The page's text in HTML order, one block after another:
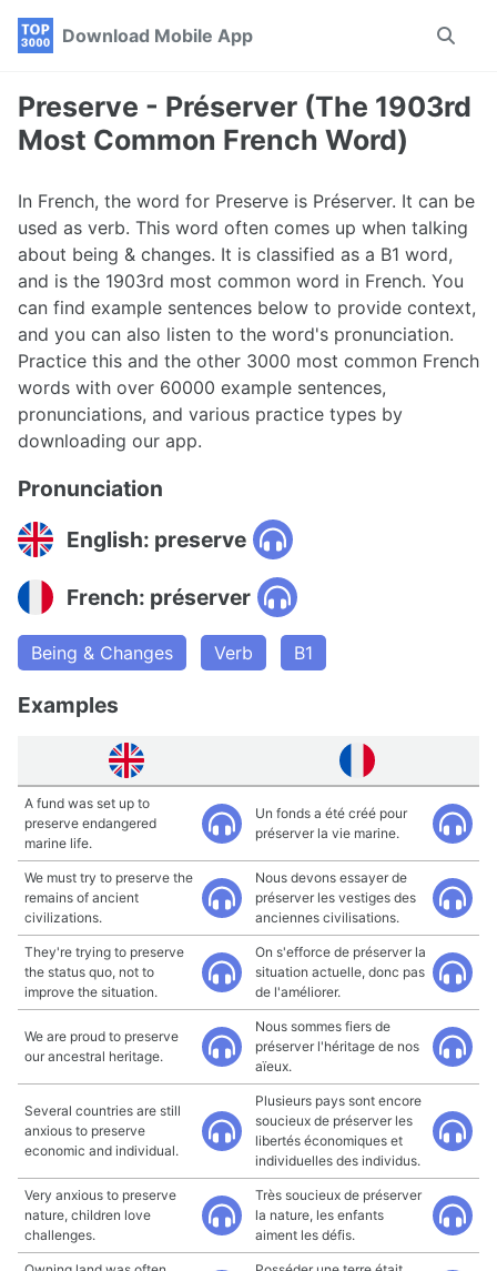
Skip
navigation
Skip
Skip
Download Mobile App
Toggle
Preserve - Préserver (The 1903rd
Most Common French Word)
In French, the word for Preserve is Préserver. It can be
used as verb. This word often comes up when talking
about being & changes. It is classified as a B1 word,
and is the 1903rd most common word in French. You
can find example sentences below to provide context,
and you can also listen to the word's pronunciation.
Practice this and the other 3000 most common French
words with over 60000 example sentences,
pronunciations, and various practice types by
downloading our app.
Pronunciation
English: preserve
French: préserver
Being & Changes Verb B1
Examples
A fund was set up to
preserve endangered
marine life.
Un fonds a été créé pour
préserver la vie marine.
We must try to preserve the
remains of ancient
civilizations.
Nous devons essayer de
préserver les vestiges des
anciennes civilisations.
They're trying to preserve
the status quo, not to
improve the situation.
On s'efforce de préserver la
situation actuelle, donc pas
de l'améliorer.
We are proud to preserve
our ancestral heritage.
Nous sommes fiers de
préserver l'héritage de nos
aïeux.
Several countries are still
anxious to preserve
economic and individual.
Plusieurs pays sont encore
soucieux de préserver les
libertés économiques et
individuelles des individus.
Very anxious to preserve
nature, children love
challenges.
Très soucieux de préserver
la nature, les enfants
aiment les défis.